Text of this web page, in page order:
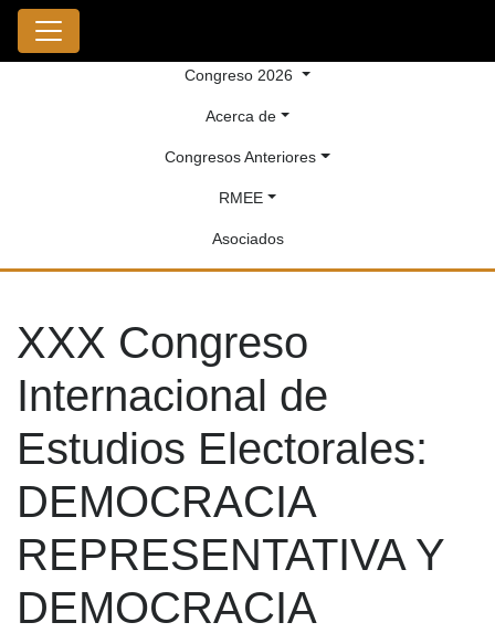
Congreso 2026
Acerca de
Congresos Anteriores
RMEE
Asociados
XXX Congreso
Internacional de
Estudios Electorales:
DEMOCRACIA
REPRESENTATIVA Y
DEMOCRACIA